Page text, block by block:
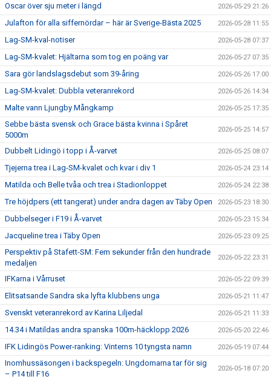
Oscar över sju meter i längd 2026-05-29 21:26
Julafton för alla siffernördar – här är Sverige-Bästa 2025 2026-05-28 11:55
Lag-SM-kval-notiser 2026-05-28 07:37
Lag-SM-kvalet: Hjältarna som tog en poäng var 2026-05-27 07:35
Sara gör landslagsdebut som 39-åring 2026-05-26 17:00
Lag-SM-kvalet: Dubbla veteranrekord 2026-05-26 14:34
Malte vann Ljungby Mångkamp 2026-05-25 17:35
Sebbe bästa svensk och Grace bästa kvinna i Spåret
5000m
2026-05-25 14:57
Dubbelt Lidingö i topp i Å-varvet 2026-05-25 08:07
Tjejerna trea i Lag-SM-kvalet och kvar i div 1 2026-05-24 23:14
Matilda och Belle tvåa och trea i Stadionloppet 2026-05-24 22:38
Tre höjdpers (ett tangerat) under andra dagen av Täby Open 2026-05-23 18:30
Dubbelseger i F19 i Å-varvet 2026-05-23 15:34
Jacqueline trea i Täby Open 2026-05-23 09:25
Perspektiv på Stafett-SM: Fem sekunder från den hundrade
medaljen
2026-05-22 23:31
IFKarna i Vårruset 2026-05-22 09:39
Elitsatsande Sandra ska lyfta klubbens unga 2026-05-21 11:47
Svenskt veteranrekord av Karina Liljedal 2026-05-21 11:33
14.34 i Matildas andra spanska 100m-häcklopp 2026 2026-05-20 22:46
IFK Lidingös Power-ranking: Vinterns 10 tyngsta namn 2026-05-19 07:44
Inomhussäsongen i backspegeln: Ungdomarna tar för sig
– P14 till F16
2026-05-18 07:20